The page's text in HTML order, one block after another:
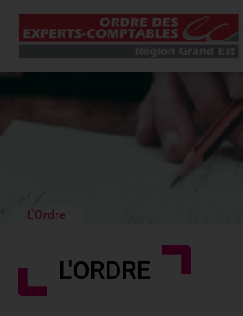
L'Ordre
L'ORDRE